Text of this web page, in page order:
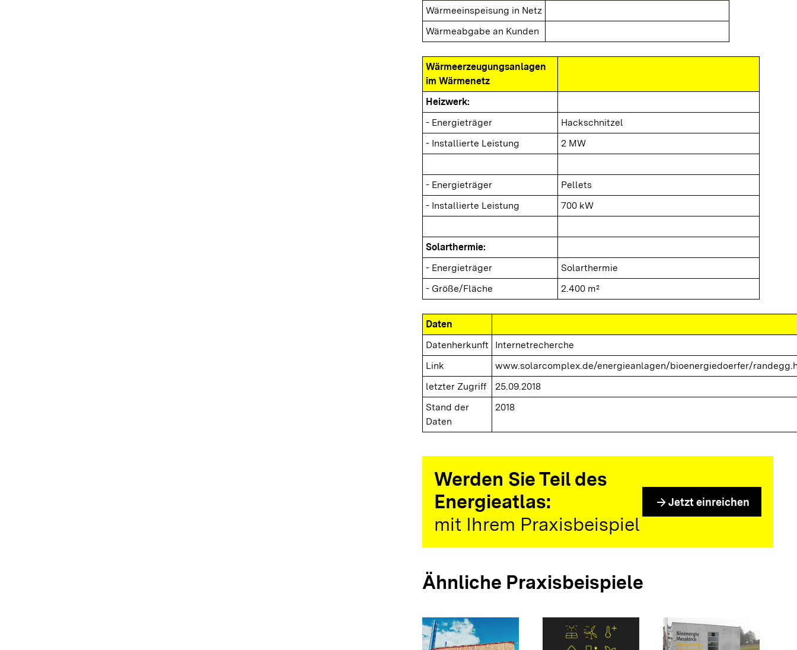
Wärmeeinspeisung in Netz
Wärmeabgabe an Kunden
Wärmeerzeugungsanlagen
im Wärmenetz
Heizwerk:
- Energieträger
Hackschnitzel
- Installierte Leistung
2 MW
- Energieträger
Pellets
- Installierte Leistung
700 kW
Solarthermie:
- Energieträger
Solarthermie
- Größe/Fläche
2.400 m²
Daten
Datenherkunft
Internetrecherche
Link
www.solarcomplex.de/energieanlagen/bioenergiedoerfer/
letzter Zugriff
25.09.2018
Stand der
Daten
2018
Werden Sie Teil des
Energieatlas:
mit Ihrem Praxisbeispiel
arrow_forward Jetzt einreichen
Ähnliche Praxisbeispiele